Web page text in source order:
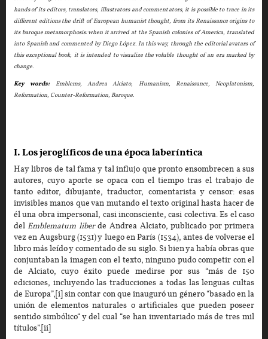
hands of its editors, translators, illustrators and commentators, it is possible to trace in its
different editions the drift of European humanist thought, from its Renaissance origins to
its baroque metamorphosis: when it arrived at the Spanish colonies of America, translated
into Spanish and commented by Diego López. In this way, through the editorial avatars of
this exceptional book, it is intended to visualize the voluble thought of an era marked by
change.
Key words: Emblems, Andrea Alciato, Humanism, Renaissance, Neoplatonism,
Reformation, Counter-Reformation, Baroque.
I. Los jeroglíficos de una época laberíntica
Hay libros de tal fama y tal influjo que pronto ensombrecen a sus
autores, cuyo aporte se opaca con el tiempo tras el trabajo de
tanto editor, dibujante, traductor, comentarista y censor: esas
invisibles manos que van mutando el texto original hasta hacer de
él una obra impersonal, casi inconsciente, casi colectiva. Es el caso
del Emblematum liberde Andrea Alciato, publicado por primera
vez en Augsburg (1531) y luego en París (1534), antes de volverse el
libro más leído y comentado de su siglo. Si bien ya había obras que
conjuntaban la imagen con el texto, ninguno pudo competir con el
de Alciato, cuyo éxito puede medirse por sus “más de 150
ediciones, incluyendo las traducciones a todas las lenguas cultas
de Europa”,[i] sin contar con que inauguró un género “basado en la
unión de elementos naturales o artificiales que pueden poseer
sentido simbólico“ y del cual “se han inventariado más de tres mil
títulos”.[ii]